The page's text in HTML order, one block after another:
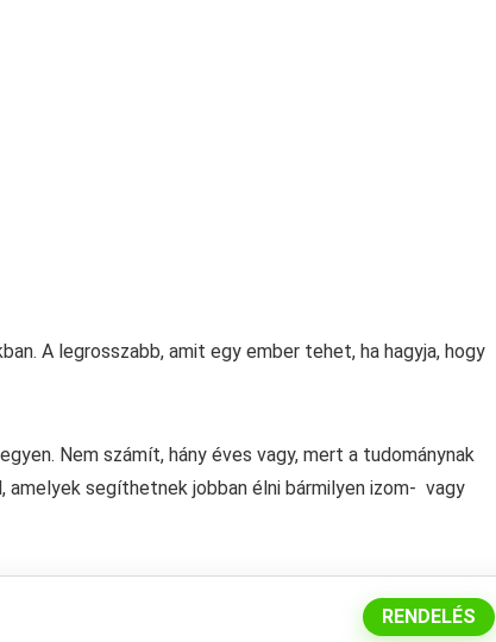
A legrosszabb, amit egy ember tehet, ha hagyja, hogy
Nem számít, hány éves vagy, mert a tudománynak
segíthetnek jobban élni bármilyen izom- vagy
RENDELÉS